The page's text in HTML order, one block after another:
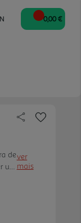
0,00 €
de
um
ver
mais